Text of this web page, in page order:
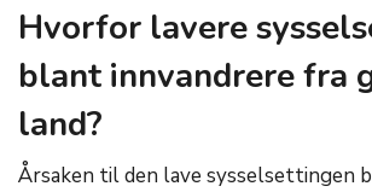
Hvorfor lavere
blant innvandrere fra
land?
Årsaken til den lave sysselsettingen